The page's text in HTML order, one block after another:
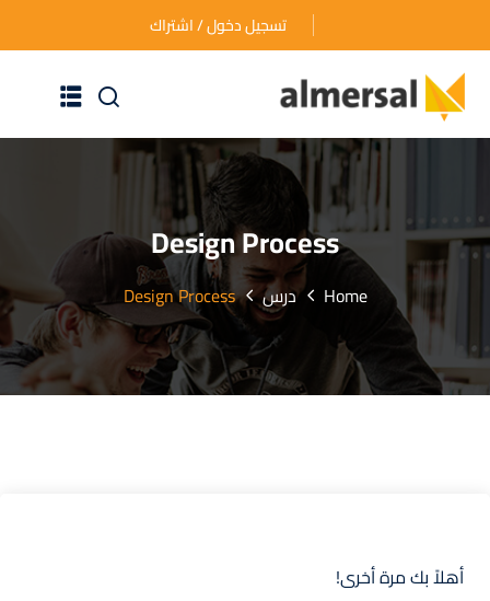
تسجيل دخول / اشتراك
الرئيسية
عن الأكاديمية
دوراتنا التدريبية
الأسئلة المتكررة
اتصل بنا
Design Process
Home درس Design Process
أهلاً بك مرة أخرى!